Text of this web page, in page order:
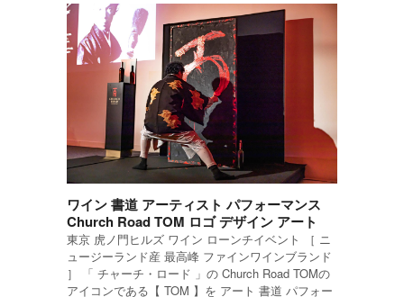
ワイン 書道 アーティスト パフォーマンス
Church Road TOM ロゴ デザイン アート
東京 虎ノ門ヒルズ ワイン ローンチイベント ［ ニ
ュージーランド産 最高峰 ファインワインブランド
］ 「 チャーチ・ロード 」の Church Road TOMの
アイコンである【 TOM 】を アート 書道 パフォー